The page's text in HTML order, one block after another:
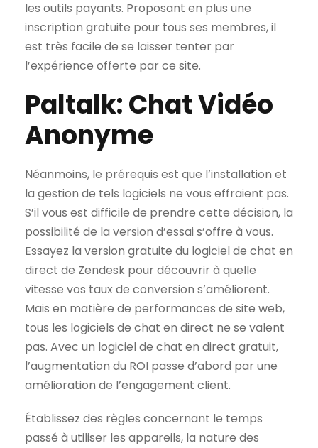
les outils payants. Proposant en plus une
inscription gratuite pour tous ses membres, il
est très facile de se laisser tenter par
l’expérience offerte par ce site.
Paltalk: Chat Vidéo
Anonyme
Néanmoins, le prérequis est que l’installation et
la gestion de tels logiciels ne vous effraient pas.
S’il vous est difficile de prendre cette décision, la
possibilité de la version d’essai s’offre à vous.
Essayez la version gratuite du logiciel de chat en
direct de Zendesk pour découvrir à quelle
vitesse vos taux de conversion s’améliorent.
Mais en matière de performances de site web,
tous les logiciels de chat en direct ne se valent
pas. Avec un logiciel de chat en direct gratuit,
l’augmentation du ROI passe d’abord par une
amélioration de l’engagement client.
Établissez des règles concernant le temps
passé à utiliser les appareils, la nature des